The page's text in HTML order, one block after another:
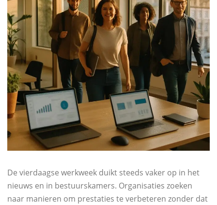
De vierdaagse werkweek duikt steeds vaker op in het
nieuws en in bestuurskamers. Organisaties zoeken
naar manieren om prestaties te verbeteren zonder dat